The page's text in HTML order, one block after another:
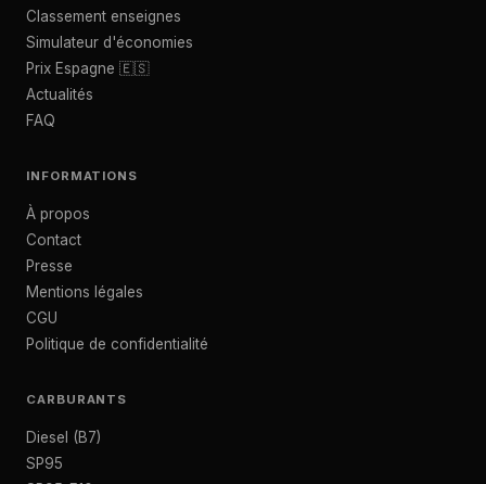
Classement enseignes
Simulateur d'économies
Prix Espagne 🇪🇸
Actualités
FAQ
INFORMATIONS
À propos
Contact
Presse
Mentions légales
CGU
Politique de confidentialité
CARBURANTS
Diesel (B7)
SP95